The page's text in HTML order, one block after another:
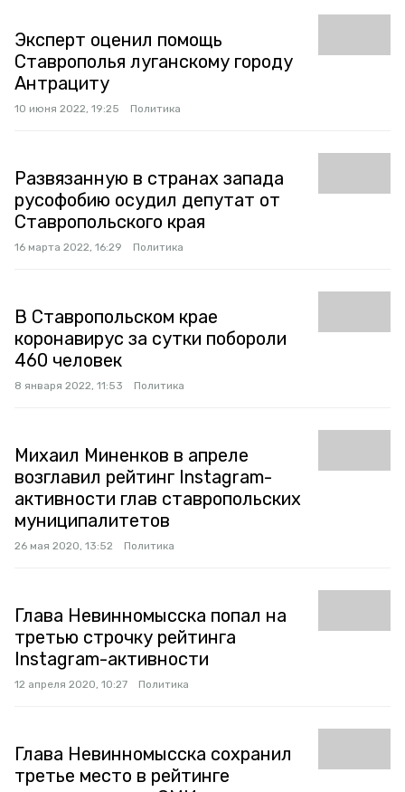
Эксперт оценил помощь
Ставрополья луганскому городу
Антрациту
10 июня 2022, 19:25 Политика
Развязанную в странах запада
русофобию осудил депутат от
Ставропольского края
16 марта 2022, 16:29 Политика
В Ставропольском крае
коронавирус за сутки побороли
460 человек
8 января 2022, 11:53 Политика
Михаил Миненков в апреле
возглавил рейтинг Instagram-
активности глав ставропольских
муниципалитетов
26 мая 2020, 13:52 Политика
Глава Невинномысска попал на
третью строчку рейтинга
Instagram-активности
12 апреля 2020, 10:27 Политика
Глава Невинномысска сохранил
третье место в рейтинге